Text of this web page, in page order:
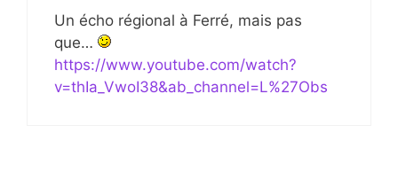
Un écho régional à Ferré, mais pas
que…
https://www.youtube.com/watch?
v=thIa_VwoI38&ab_channel=L%27Obs